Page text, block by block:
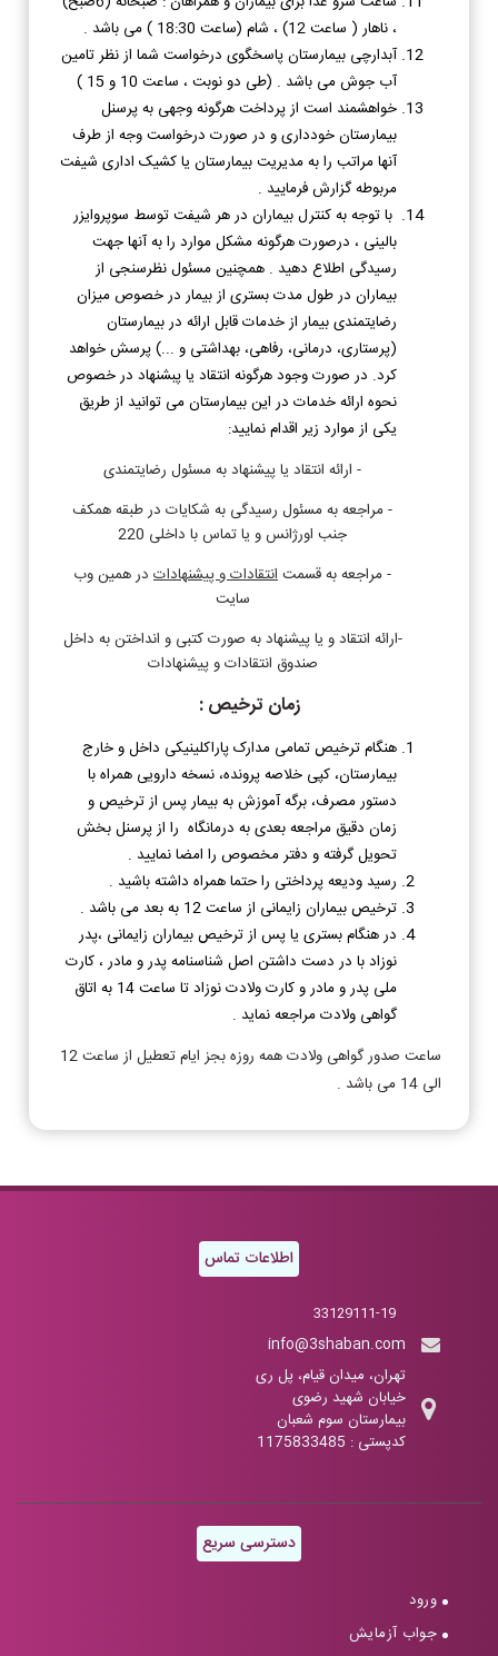
،‌ ناهار ( ساعت 12) ،‌ شام (ساعت 18:30 ) می باشد .
آبدارچی بیمارستان پاسخگوی درخواست شما از نظر تامین
آب جوش می باشد . (طی دو نوبت ، ساعت 10 و 15 )
خواهشمند است از پرداخت هرگونه وجهی به پرسنل
بیمارستان خودداری و در صورت درخواست وجه از طرف
آنها مراتب را به مدیریت بیمارستان یا کشیک اداری شیفت
مربوطه گزارش فرمایید .
با توجه به کنترل بیماران در هر شیفت توسط سوپروایزر
بالینی ، درصورت هرگونه مشکل موارد را به آنها جهت
رسیدگی اطلاع دهید . همچنین مسئول نظرسنجی از
بیماران در طول مدت بستری از بیمار در خصوص میزان
رضایتمندی بیمار از خدمات قابل ارائه در بیمارستان
(پرستاری، درمانی، رفاهی، بهداشتی و ...) پرسش خواهد
کرد. در صورت وجود هرگونه انتقاد یا پبشنهاد در خصوص
نحوه ارائه خدمات در این بیمارستان می توانید از طریق
یکی از موارد زیر اقدام نمایید:
- ارائه انتقاد یا پیشنهاد به مسئول رضایتمندی
- مراجعه به مسئول رسیدگی به شکایات در طبقه همکف
جنب اورژانس و یا تماس با داخلی 220
- مراجعه به قسمتانتقادات و پیشنهادات در همین وب
سایت
-ارائه انتقاد و یا پیشنهاد به صورت کتبی و انداختن به داخل
صندوق انتقادات و پیشنهادات
زمان ترخیص :
هنگام ترخیص تمامی مدارک پاراکلینیکی داخل و خارج
بیمارستان، کپی خلاصه پرونده، نسخه دارویی همراه با
دستور مصرف، برگه آموزش به بیمار پس از ترخیص و
زمان دقیق مراجعه بعدی به درمانگاه را از پرسنل بخش
تحویل گرفته و دفتر مخصوص را امضا نمایید .
رسید ودیعه پرداختی را حتما همراه داشته باشید .
ترخیص بیماران زایمانی از ساعت 12 به بعد می باشد .
در هنگام بستری یا پس از ترخیص بیماران زایمانی ،‌پدر
نوزاد با در دست داشتن اصل شناسنامه پدر و مادر ، کارت
ملی پدر و مادر و کارت ولادت نوزاد تا ساعت 14 به اتاق
گواهی ولادت مراجعه نماید .
ساعت صدور گواهی ولادت همه روزه بجز ایام تعطیل از ساعت 12
الی 14 می باشد .
اطلاعات تماس
33129111-19
info@3shaban.com
تهران، میدان قیام، پل ری
خیابان شهید رضوی
بیمارستان سوم شعبان
کدپستی : 1175833485
دسترسی سریع
ورود
جواب آزمایش